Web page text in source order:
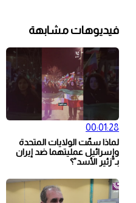
فيديوهات مشابهة
00:01:28
لماذا سمّت الولايات المتحدة
وإسرائيل عمليتهما ضد إيران
بـ”زئير الأسد”؟